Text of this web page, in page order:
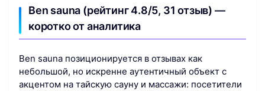
Ben sauna (рейтинг 4.8/5, 31 отзыв) —
коротко от аналитика
Ben sauna позиционируется в отзывах как
небольшой, но искренне аутентичный объект с
акцентом на тайскую сауну и массажи: посетители